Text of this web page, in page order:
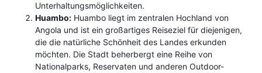
Unterhaltungsmöglichkeiten.
Huambo: Huambo liegt im zentralen Hochland von
Angola und ist ein großartiges Reiseziel für diejenigen,
die die natürliche Schönheit des Landes erkunden
möchten. Die Stadt beherbergt eine Reihe von
Nationalparks, Reservaten und anderen Outdoor-